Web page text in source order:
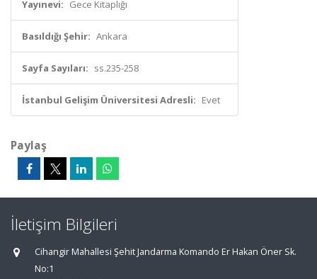
Yayınevi: Gece Kitaplığı
Basıldığı Şehir: Ankara
Sayfa Sayıları: ss.235-258
İstanbul Gelişim Üniversitesi Adresli: Evet
Paylaş
İletişim Bilgileri
Cihangir Mahallesi Şehit Jandarma Komando Er Hakan Öner Sk.
No:1